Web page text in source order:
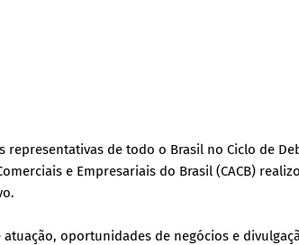
de todo o Brasil no Ciclo de
e Empresariais do Brasil (CACB)
oportunidades de negócios e